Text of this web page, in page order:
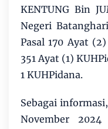
KENTUNG Bin
Negeri
Pasal 170 Ayat
351 Ayat (1)
1 KUHPidana.
Sebagai
November